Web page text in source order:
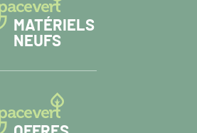
MATÉRIELS
NEUFS